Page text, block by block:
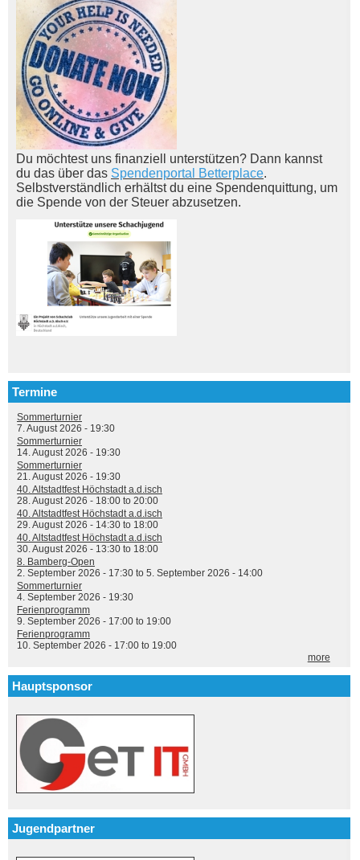
Du möchtest uns finanziell unterstützen? Dann kannst
du das über das Spendenportal Betterplace.
Selbstverständlich erhältst du eine Spendenquittung, um
die Spende von der Steuer abzusetzen.
Termine
Sommerturnier
7. August 2026 - 19:30
Sommerturnier
14. August 2026 - 19:30
Sommerturnier
21. August 2026 - 19:30
40. Altstadtfest Höchstadt a.d.isch
28. August 2026 - 18:00 to 20:00
40. Altstadtfest Höchstadt a.d.isch
29. August 2026 - 14:30 to 18:00
40. Altstadtfest Höchstadt a.d.isch
30. August 2026 - 13:30 to 18:00
8. Bamberg-Open
2. September 2026 - 17:30 to 5. September 2026 - 14:00
Sommerturnier
4. September 2026 - 19:30
Ferienprogramm
9. September 2026 - 17:00 to 19:00
Ferienprogramm
10. September 2026 - 17:00 to 19:00
more
Hauptsponsor
Jugendpartner